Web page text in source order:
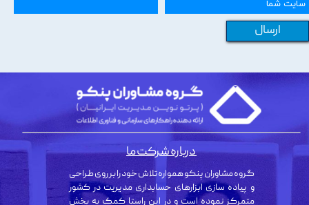
ارسال
گروه مشاوران پنکو همواره تلاش خود را بر روی طراحی
و پیاده سازی ابزارهای حسابداری مدیریت در کشور
متمرکز نموده است و در این راستا کمک به بخش
درباره شرکت ما